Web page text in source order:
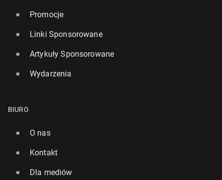
Promocje
Linki Sponsorowane
Artykuły Sponsorowane
Wydarzenia
BIURO
O nas
Kontakt
Dla mediów